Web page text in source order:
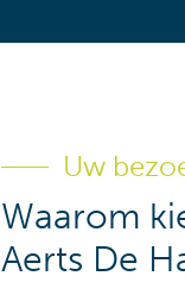
Uw
Waarom
Aerts De